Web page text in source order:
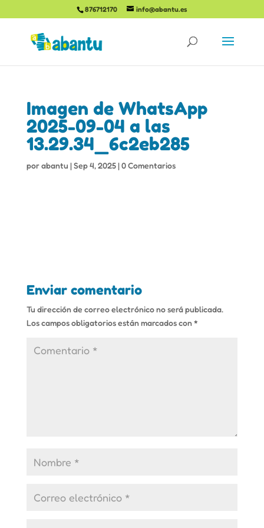
876712170 info@abantu.es
Imagen de WhatsApp
2025-09-04 a las
13.29.34_6c2eb285
porabantu |Sep 4, 2025|0 Comentarios
Enviar comentario
Tu dirección de correo electrónico no será publicada.
Los campos obligatorios están marcados con*